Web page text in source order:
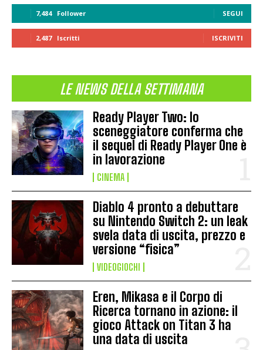
7,484 Follower SEGUI
2,487 Iscritti ISCRIVITI
LE NEWS DELLA SETTIMANA
Ready Player Two: lo
sceneggiatore conferma che
il sequel di Ready Player One è
in lavorazione
CINEMA
Diablo 4 pronto a debuttare
su Nintendo Switch 2: un leak
svela data di uscita, prezzo e
versione “fisica”
VIDEOGIOCHI
Eren, Mikasa e il Corpo di
Ricerca tornano in azione: il
gioco Attack on Titan 3 ha
una data di uscita